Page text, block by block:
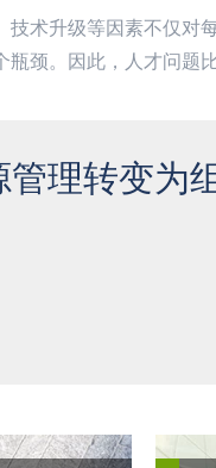
技术升级等因素不仅对
瓶颈。因此，人才问题
管理转变为